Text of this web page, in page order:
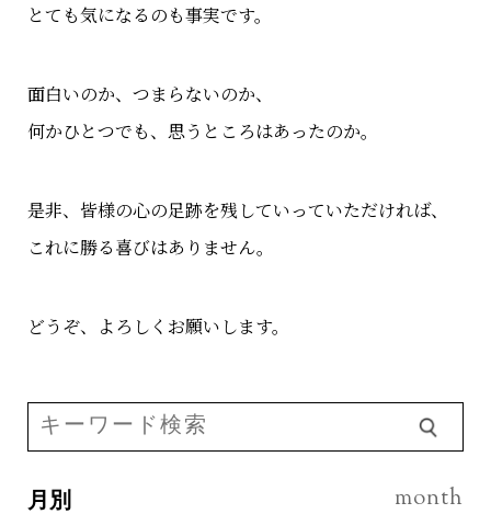
とても気になるのも事実です。
面白いのか、つまらないのか、
何かひとつでも、思うところはあったのか。
是非、皆様の心の足跡を残していっていただければ、
これに勝る喜びはありません。
どうぞ、よろしくお願いします。
月別